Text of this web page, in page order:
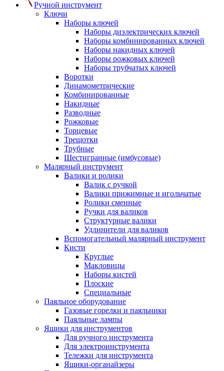
Ручной инструмент
Ключи
Наборы ключей
Наборы диэлектрических ключей
Наборы комбинированных ключей
Наборы накидных ключей
Наборы рожковых ключей
Наборы трубчатых ключей
Воротки
Динамометрические
Комбинированные
Накидные
Разводные
Рожковые
Торцевые
Трещотки
Трубные
Шестигранные (имбусовые)
Малярный инструмент
Валики и ролики
Валик с ручкой
Валики прижимные и игольчатые
Ролики сменные
Ручки для валиков
Структурные валики
Удлинители для валиков
Вспомогательный малярный инструмент
Кисти
Круглые
Макловицы
Наборы кистей
Плоские
Специальные
Паяльное оборудование
Газовые горелки и паяльники
Паяльные лампы
Ящики для инструментов
Для ручного инструмента
Для электроинструмента
Тележки для инструмента
Ящики-органайзеры